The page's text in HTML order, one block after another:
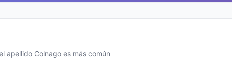
apellido Colnago es más común